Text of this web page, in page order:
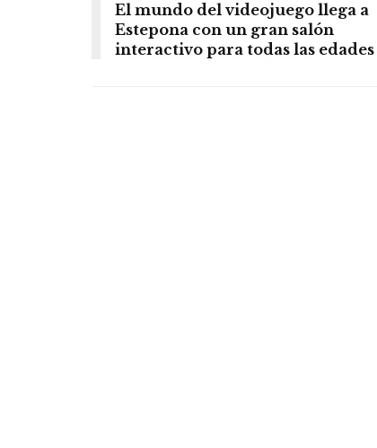
El mundo del videojuego llega a
Estepona con un gran salón
interactivo para todas las edades